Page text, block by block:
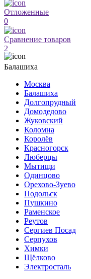
Отложенные
0
Сравнение товаров
2
Балашиха
Москва
Балашиха
Долгопрудный
Домодедово
Жуковский
Коломна
Королёв
Красногорск
Люберцы
Мытищи
Одинцово
Орехово-Зуево
Подольск
Пушкино
Раменское
Реутов
Сергиев Посад
Серпухов
Химки
Щёлково
Электросталь